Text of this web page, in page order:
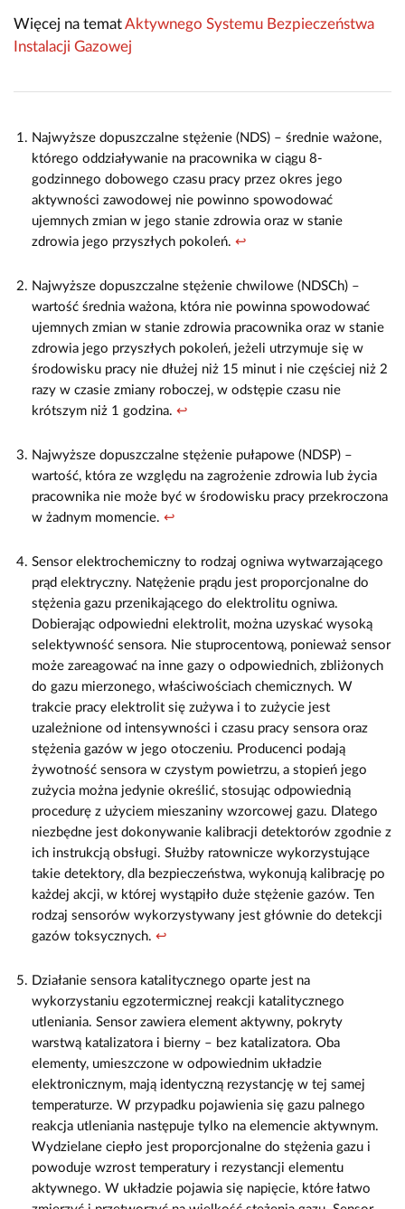
Więcej na tematAktywnego Systemu Bezpieczeństwa
Instalacji Gazowej
Najwyższe dopuszczalne stężenie (NDS) – średnie ważone,
którego oddziaływanie na pracownika w ciągu 8-
godzinnego dobowego czasu pracy przez okres jego
aktywności zawodowej nie powinno spowodować
ujemnych zmian w jego stanie zdrowia oraz w stanie
zdrowia jego przyszłych pokoleń. ↩
Najwyższe dopuszczalne stężenie chwilowe (NDSCh) –
wartość średnia ważona, która nie powinna spowodować
ujemnych zmian w stanie zdrowia pracownika oraz w stanie
zdrowia jego przyszłych pokoleń, jeżeli utrzymuje się w
środowisku pracy nie dłużej niż 15 minut i nie częściej niż 2
razy w czasie zmiany roboczej, w odstępie czasu nie
krótszym niż 1 godzina. ↩
Najwyższe dopuszczalne stężenie pułapowe (NDSP) –
wartość, która ze względu na zagrożenie zdrowia lub życia
pracownika nie może być w środowisku pracy przekroczona
w żadnym momencie. ↩
Sensor elektrochemiczny to rodzaj ogniwa wytwarzającego
prąd elektryczny. Natężenie prądu jest proporcjonalne do
stężenia gazu przenikającego do elektrolitu ogniwa.
Dobierając odpowiedni elektrolit, można uzyskać wysoką
selektywność sensora. Nie stuprocentową, ponieważ sensor
może zareagować na inne gazy o odpowiednich, zbliżonych
do gazu mierzonego, właściwościach chemicznych. W
trakcie pracy elektrolit się zużywa i to zużycie jest
uzależnione od intensywności i czasu pracy sensora oraz
stężenia gazów w jego otoczeniu. Producenci podają
żywotność sensora w czystym powietrzu, a stopień jego
zużycia można jedynie określić, stosując odpowiednią
procedurę z użyciem mieszaniny wzorcowej gazu. Dlatego
niezbędne jest dokonywanie kalibracji detektorów zgodnie z
ich instrukcją obsługi. Służby ratownicze wykorzystujące
takie detektory, dla bezpieczeństwa, wykonują kalibrację po
każdej akcji, w której wystąpiło duże stężenie gazów. Ten
rodzaj sensorów wykorzystywany jest głównie do detekcji
gazów toksycznych. ↩
Działanie sensora katalitycznego oparte jest na
wykorzystaniu egzotermicznej reakcji katalitycznego
utleniania. Sensor zawiera element aktywny, pokryty
warstwą katalizatora i bierny – bez katalizatora. Oba
elementy, umieszczone w odpowiednim układzie
elektronicznym, mają identyczną rezystancję w tej samej
temperaturze. W przypadku pojawienia się gazu palnego
reakcja utleniania następuje tylko na elemencie aktywnym.
Wydzielane ciepło jest proporcjonalne do stężenia gazu i
powoduje wzrost temperatury i rezystancji elementu
aktywnego. W układzie pojawia się napięcie, które łatwo